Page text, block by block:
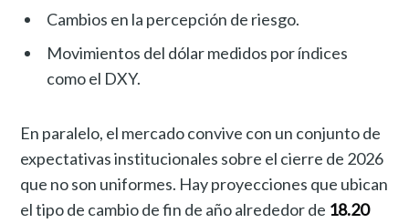
Cambios en la percepción de riesgo.
Movimientos del dólar medidos por índices
como el DXY.
En paralelo, el mercado convive con un conjunto de
expectativas institucionales sobre el cierre de 2026
que no son uniformes. Hay proyecciones que ubican
el tipo de cambio de fin de año alrededor de 18.20